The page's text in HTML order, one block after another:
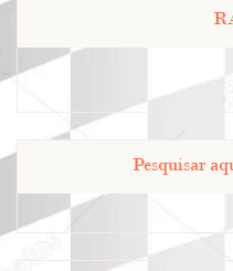
Pesquisar